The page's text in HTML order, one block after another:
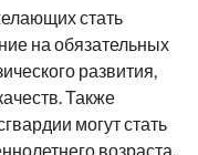
стать
на обязательных
развития,
Также
могут стать
возраста.